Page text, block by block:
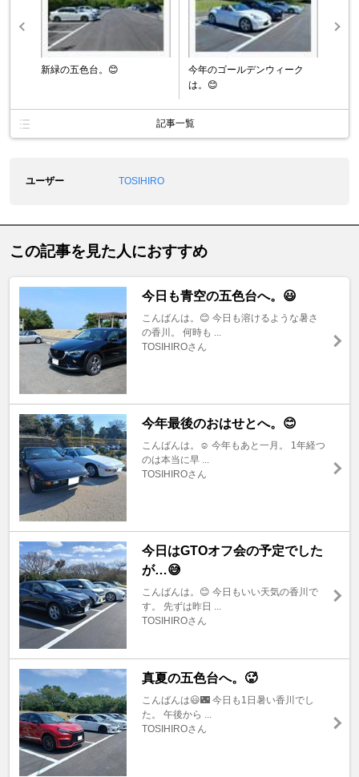
新緑の五色台。😊
今年のゴールデンウィーク
は。😊
記事一覧
ユーザー TOSIHIRO
この記事を見た人におすすめ
今日も青空の五色台へ。😃
こんばんは。😊 今日も溶けるような暑さ
の香川。 何時も ...
TOSIHIROさん
今年最後のおはせとへ。😊
こんばんは。☺️ 今年もあと一月。 1年経つ
のは本当に早 ...
TOSIHIROさん
今日はGTOオフ会の予定でした
が…😅
こんばんは。😊 今日もいい天気の香川で
す。 先ずは昨日 ...
TOSIHIROさん
真夏の五色台へ。🥵
こんばんは😃🌃 今日も1日暑い香川でし
た。 午後から ...
TOSIHIROさん